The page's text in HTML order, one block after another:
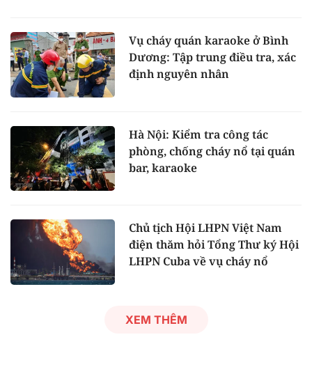
Vụ cháy quán karaoke ở Bình
Dương: Tập trung điều tra, xác
định nguyên nhân
Hà Nội: Kiểm tra công tác
phòng, chống cháy nổ tại quán
bar, karaoke
Chủ tịch Hội LHPN Việt Nam
điện thăm hỏi Tổng Thư ký Hội
LHPN Cuba về vụ cháy nổ
XEM THÊM